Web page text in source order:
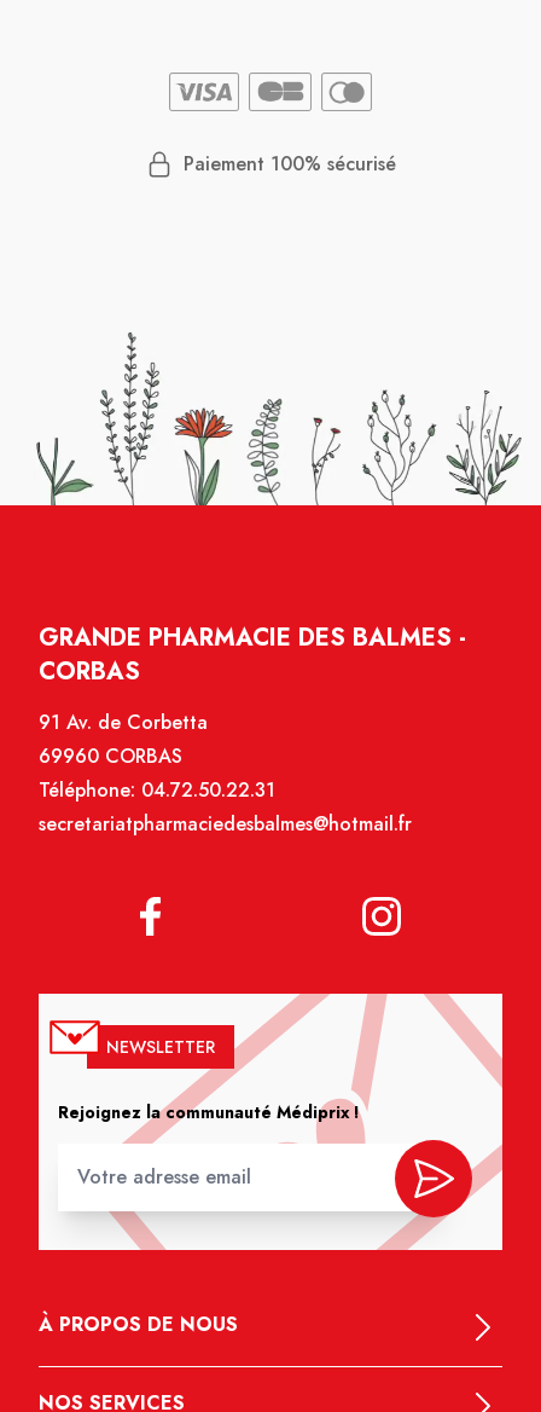
Paiement 100% sécurisé
GRANDE PHARMACIE DES BALMES -
CORBAS
91 Av. de Corbetta
69960 CORBAS
Téléphone: 04.72.50.22.31
secretariatpharmaciedesbalmes@hotmail.fr
NEWSLETTER
Rejoignez la communauté Médiprix !
À PROPOS DE NOUS
NOS SERVICES